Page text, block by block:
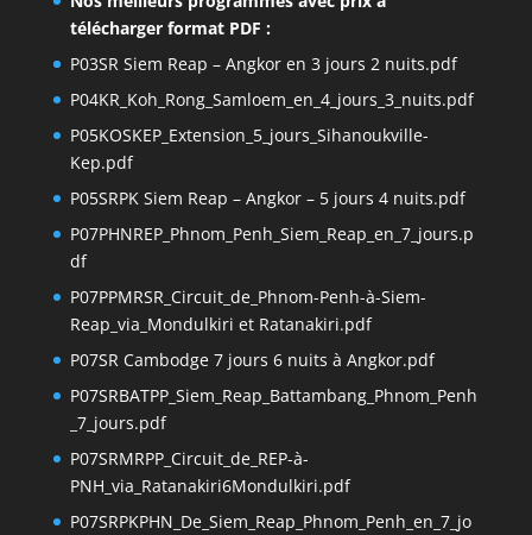
télécharger format PDF :
P03SR Siem Reap – Angkor en 3 jours 2 nuits.pdf
P04KR_Koh_Rong_Samloem_en_4_jours_3_nuits.pdf
P05KOSKEP_Extension_5_jours_Sihanoukville-
Kep.pdf
P05SRPK Siem Reap – Angkor – 5 jours 4 nuits.pdf
P07PHNREP_Phnom_Penh_Siem_Reap_en_7_jours.p
df
P07PPMRSR_Circuit_de_Phnom-Penh-à-Siem-
Reap_via_Mondulkiri et Ratanakiri.pdf
P07SR Cambodge 7 jours 6 nuits à Angkor.pdf
P07SRBATPP_Siem_Reap_Battambang_Phnom_Penh
_7_jours.pdf
P07SRMRPP_Circuit_de_REP-à-
PNH_via_Ratanakiri6Mondulkiri.pdf
P07SRPKPHN_De_Siem_Reap_Phnom_Penh_en_7_jo